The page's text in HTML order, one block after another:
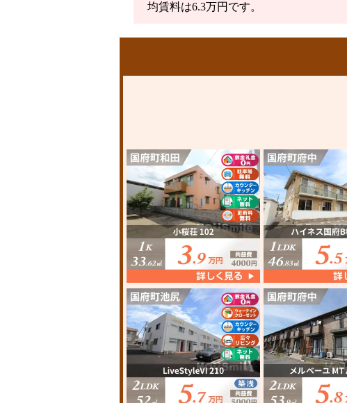
均賃料は6.3万円です。